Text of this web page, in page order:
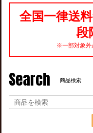
全国一律送
段
※一部対象外
Search 商品検索